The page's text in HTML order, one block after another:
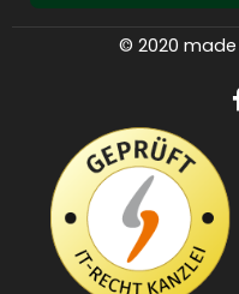
© 2020